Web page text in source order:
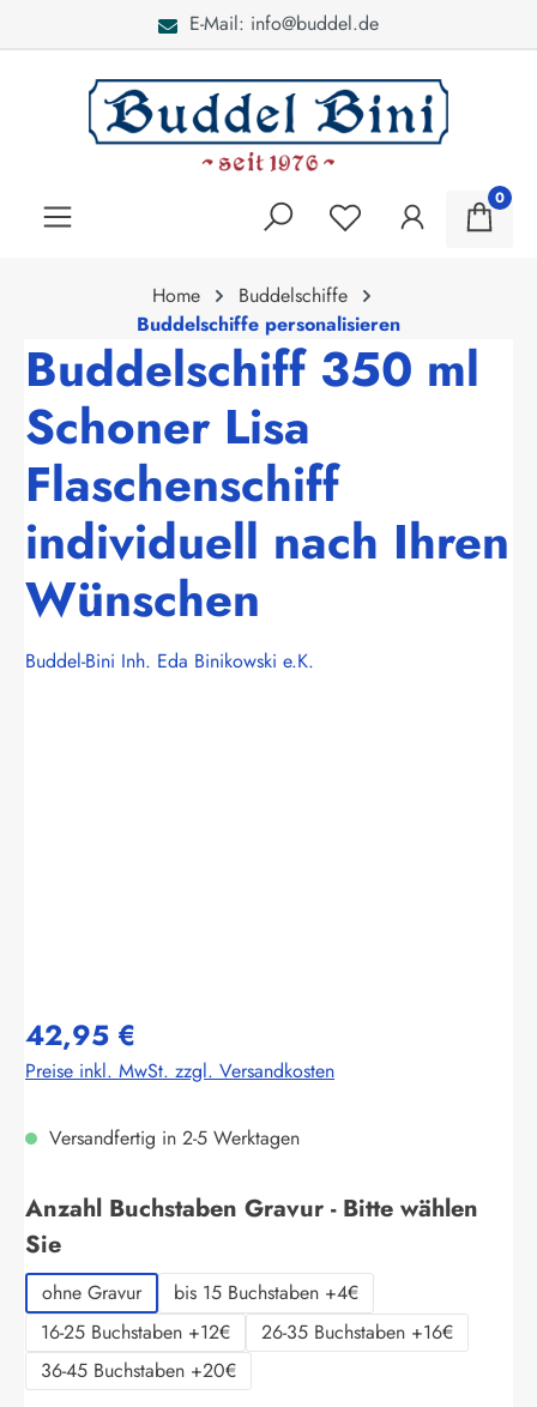
E-Mail: info@buddel.de
0
Home
Buddelschiffe
Buddelschiffe personalisieren
Buddelschiff 350 ml
Schoner Lisa
Flaschenschiff
individuell nach Ihren
Wünschen
Buddel-Bini Inh. Eda Binikowski e.K.
42,95 €
Preise inkl. MwSt. zzgl. Versandkosten
Versandfertig in 2-5 Werktagen
Anzahl Buchstaben Gravur - Bitte wählen
Sieauswählen
ohne Gravur
bis 15 Buchstaben +4€
16-25 Buchstaben +12€
26-35 Buchstaben +16€
36-45 Buchstaben +20€